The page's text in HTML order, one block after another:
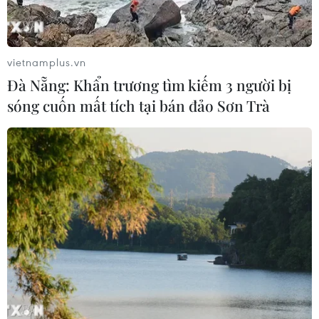
Đồng Nai cần chuyển dịch thu hút
đầu tư sang tổ chức chuỗi giá trị
07/08/2026 11:18
Có 50 cơ sở kiểm nghiệm được GACC
chấp nhận phục vụ xuất khẩu mít,
sầu riêng
07/08/2026 10:27
Giá dầu tăng trước những lo ngại về
kế hoạch mở lại Eo biển Hormuz
07/08/2026 08:58
vietnamplus.vn
Đà Nẵng: Khẩn trương tìm kiếm 3 người bị
sóng cuốn mất tích tại bán đảo Sơn Trà